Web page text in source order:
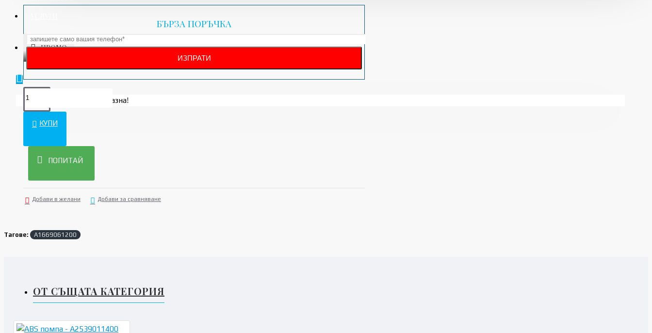
ПРОМО
Вашата количка е празна!
БЪРЗА ПОРЪЧКА
КУПИ
ПОПИТАЙ
Добави в желани Добави за сравняване
Тагове: A1669061200
ОТ СЪЩАТА КАТЕГОРИЯ